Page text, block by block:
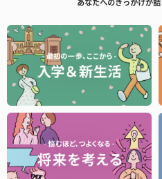
あなたへのきっかけが